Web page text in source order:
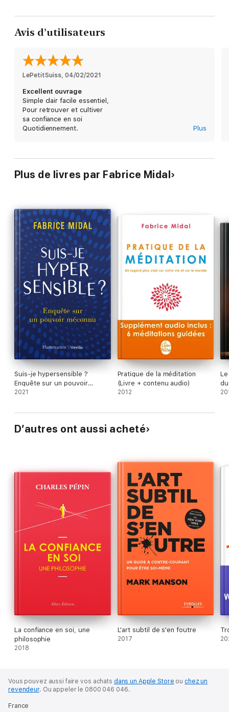
Avis d’utilisateurs
LePetitSuiss, 04/02/2021
Excellent ouvrage
Simple clair facile essentiel,
Pour retrouver et cultiver
sa confiance en soi
Quotidiennement.
Plus
Plus de livres par Fabrice Midal
Suis-je hypersensible ?
Enquête sur un pouvoir
méconnu
2021
Pratique de la méditation
(Livre + contenu audio)
2012
D’autres ont aussi acheté
La confiance en soi, une
philosophie
2018
L'art subtil de s'en foutre
2017
Vous pouvez aussi faire vos achats dans un Apple Store ou chez un
revendeur. Ou appeler le 0800 046 046.
France